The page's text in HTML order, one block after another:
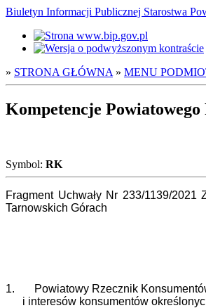
Biuletyn Informacji Publicznej Starostwa
» STRONA GŁÓWNA » MENU
Kompetencje
Symbol: RK
Fragment Uchwały Nr 233/1139/
Tarnowskich Górach
1.
Powiatowy Rzecznik
i interesów konsumentów